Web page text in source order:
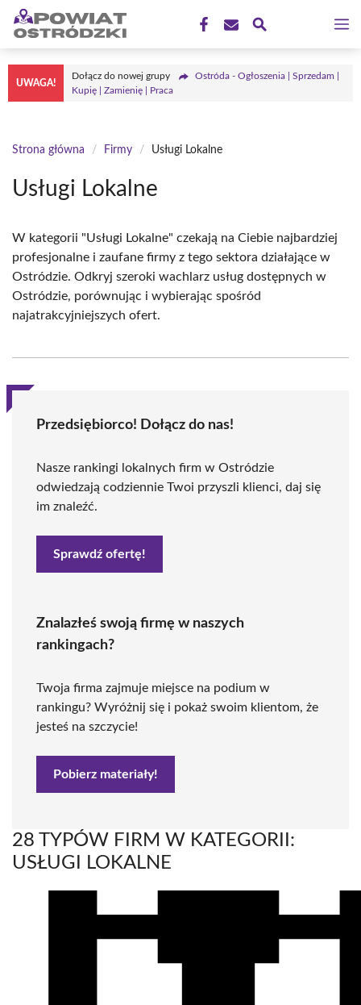
Przejdź
treści
UWAGA!
Dołącz do nowej grupy
Ostróda - Ogłoszenia | Sprzedam |
Kupię | Zamienię | Praca
Strona główna / Firmy / Usługi Lokalne
Usługi Lokalne
W kategorii "Usługi Lokalne" czekają na Ciebie najbardziej
profesjonalne i zaufane firmy z tego sektora działające w
Ostródzie. Odkryj szeroki wachlarz usług dostępnych w
Ostródzie, porównując i wybierając spośród
najatrakcyjniejszych ofert.
Przedsiębiorco! Dołącz do nas!
Nasze rankingi lokalnych firm w Ostródzie
odwiedzają codziennie Twoi przyszli klienci, daj się
im znaleźć.
Sprawdź ofertę!
Znalazłeś swoją firmę w naszych
rankingach?
Twoja firma zajmuje miejsce na podium w
rankingu? Wyróżnij się i pokaż swoim klientom, że
jesteś na szczycie!
Pobierz materiały!
28 TYPÓW FIRM W KATEGORII:
USŁUGI LOKALNE